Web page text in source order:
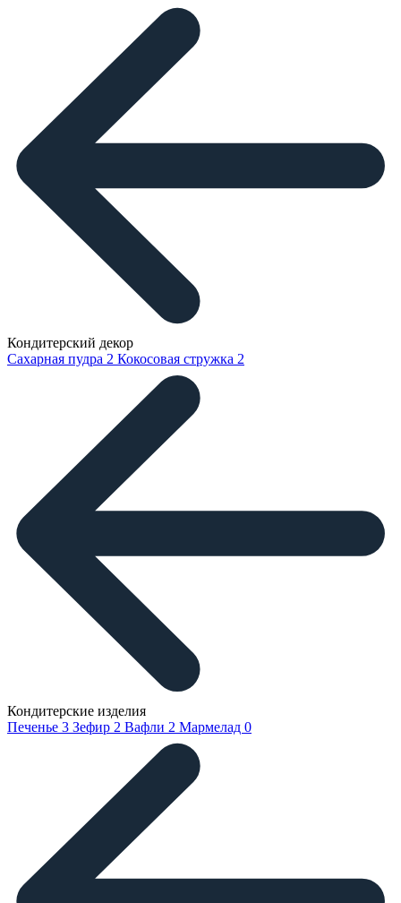
Кондитерский декор
Сахарная пудра 2 Кокосовая стружка 2
Кондитерские изделия
Печенье 3 Зефир 2 Вафли 2 Мармелад 0